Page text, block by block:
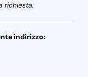
richiesta.
indirizzo: